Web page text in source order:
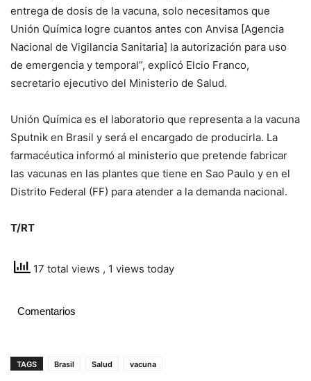
entrega de dosis de la vacuna, solo necesitamos que
Unión Química logre cuantos antes con Anvisa [Agencia
Nacional de Vigilancia Sanitaria] la autorización para uso
de emergencia y temporal”, explicó Elcio Franco,
secretario ejecutivo del Ministerio de Salud.
Unión Química es el laboratorio que representa a la vacuna
Sputnik en Brasil y será el encargado de producirla. La
farmacéutica informó al ministerio que pretende fabricar
las vacunas en las plantes que tiene en Sao Paulo y en el
Distrito Federal (FF) para atender a la demanda nacional.
T/RT
17 total views , 1 views today
Comentarios
TAGS Brasil Salud vacuna